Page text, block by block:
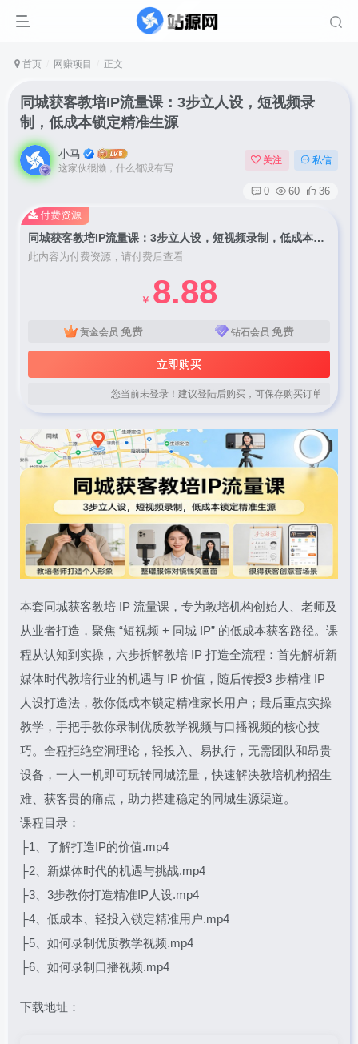
首页 网赚项目 正文
同城获客教培IP流量课：3步立人设，短视频录
制，低成本锁定精准生源
小马
这家伙很懒，什么都没有写...
关注 私信
0 60 36
同城获客教培IP流量课：3步立人设，短视频录制，低成本锁定精准生源
此内容为付费资源，请付费后查看
￥ 8.88
黄金会员 免费 钻石会员 免费
立即购买
您当前未登录！建议登陆后购买，可保存购买订单
付费资源
本套同城获客教培 IP 流量课，专为教培机构创始人、老师及
从业者打造，聚焦 “短视频 + 同城 IP” 的低成本获客路径。课
程从认知到实操，六步拆解教培 IP 打造全流程：首先解析新
媒体时代教培行业的机遇与 IP 价值，随后传授3 步精准 IP
人设打造法，教你低成本锁定精准家长用户；最后重点实操
教学，手把手教你录制优质教学视频与口播视频的核心技
巧。全程拒绝空洞理论，轻投入、易执行，无需团队和昂贵
设备，一人一机即可玩转同城流量，快速解决教培机构招生
难、获客贵的痛点，助力搭建稳定的同城生源渠道。
课程目录：
├1、了解打造IP的价值.mp4
├2、新媒体时代的机遇与挑战.mp4
├3、3步教你打造精准IP人设.mp4
├4、低成本、轻投入锁定精准用户.mp4
├5、如何录制优质教学视频.mp4
├6、如何录制口播视频.mp4
下载地址：